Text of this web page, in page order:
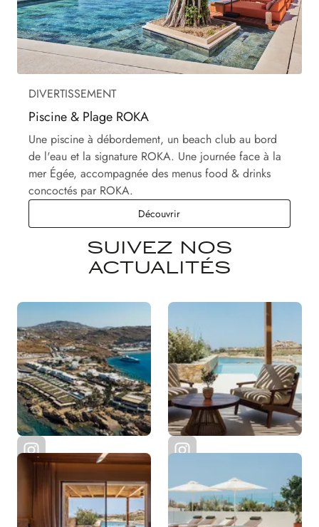
DIVERTISSEMENT
Piscine & Plage ROKA
Une piscine à débordement, un beach club au bord
de l'eau et la signature ROKA. Une journée face à la
mer Égée, accompagnée des menus food & drinks
concoctés par ROKA.
DécouvrirPiscine & Plage ROKA
SUIVEZ NOS
ACTUALITÉS